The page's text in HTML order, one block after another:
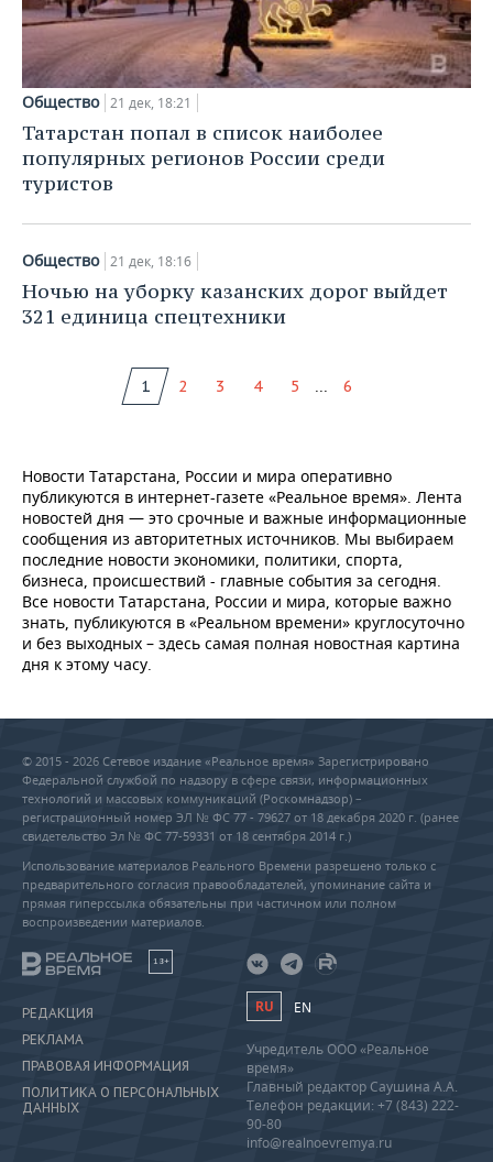
Общество 21 дек, 18:21
Татарстан попал в список наиболее
популярных регионов России среди
туристов
Общество 21 дек, 18:16
Ночью на уборку казанских дорог выйдет
321 единица спецтехники
1 2 3 4 5 ... 6
Новости Татарстана, России и мира оперативно
публикуются в интернет-газете «Реальное время». Лента
новостей дня — это срочные и важные информационные
сообщения из авторитетных источников. Мы выбираем
последние новости экономики, политики, спорта,
бизнеса, происшествий - главные события за сегодня.
Все новости Татарстана, России и мира, которые важно
знать, публикуются в «Реальном времени» круглосуточно
и без выходных – здесь самая полная новостная картина
дня к этому часу.
© 2015 - 2026 Сетевое издание «Реальное время» Зарегистрировано
Федеральной службой по надзору в сфере связи, информационных
технологий и массовых коммуникаций (Роскомнадзор) –
регистрационный номер ЭЛ № ФС 77 - 79627 от 18 декабря 2020 г. (ранее
свидетельство Эл № ФС 77-59331 от 18 сентября 2014 г.)
Использование материалов Реального Времени разрешено только с
предварительного согласия правообладателей, упоминание сайта и
прямая гиперссылка обязательны при частичном или полном
воспроизведении материалов.
18+
РЕДАКЦИЯ
РЕКЛАМА
ПРАВОВАЯ ИНФОРМАЦИЯ
ПОЛИТИКА О ПЕРСОНАЛЬНЫХ
ДАННЫХ
RU EN
Учредитель ООО «Реальное
время»
Главный редактор Саушина А.А.
Телефон редакции: +7 (843) 222-
90-80
info@realnoevremya.ru